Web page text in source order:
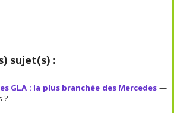
sujet(s) :
GLA : la plus branchée des Mercedes —
?